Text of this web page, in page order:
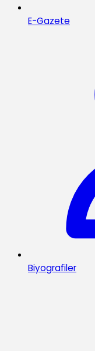
E-Gazete
Biyografiler